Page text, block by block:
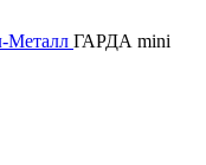
Металл ГАРДА mini